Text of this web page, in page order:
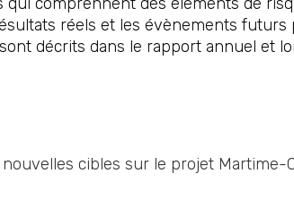
réels et les évènements
décrits dans le rapport annuel et
cibles sur le projet Martime-